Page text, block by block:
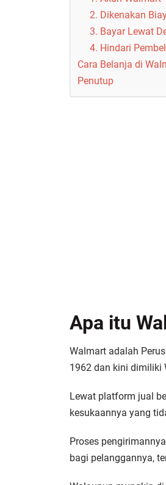
2. Dikenakan
3. Bayar Lewat
4. Hindari
Cara Belanja di
Penutup
Apa itu
Walmart adalah
1962 dan kini dimiliki
Lewat platform jual
kesukaannya yang
Proses
bagi pelanggannya,